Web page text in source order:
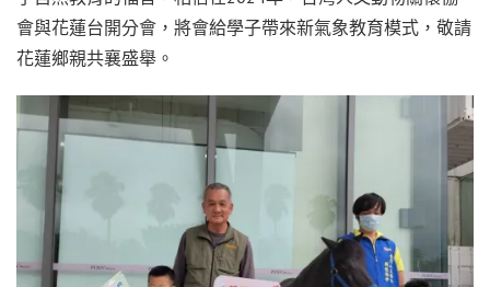
會與花蓮台開分會，將會給學子帶來新氣象教育模式，敬請
花蓮鄉親共襄盛舉。